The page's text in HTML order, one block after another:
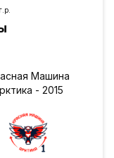
Машина
- 2015